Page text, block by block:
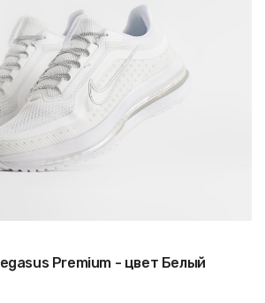
Premium - цвет Белый